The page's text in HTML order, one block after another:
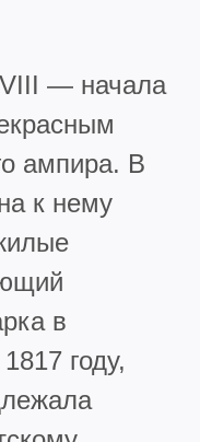
— начала
ампира. В
к нему
в
году,